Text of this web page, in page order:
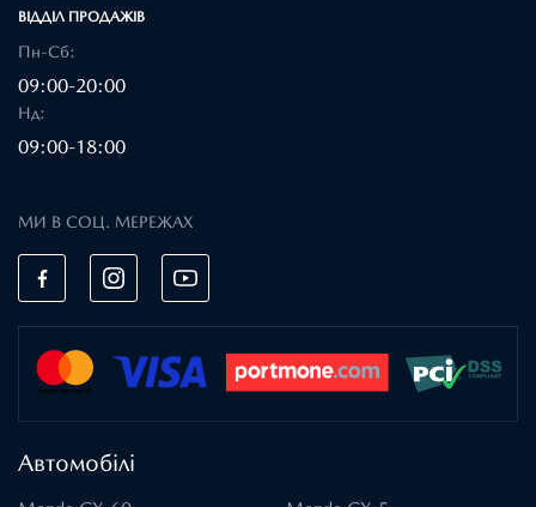
ВІДДІЛ ПРОДАЖІВ
Пн-Сб:
09:00-20:00
Нд:
09:00-18:00
МИ В СОЦ. МЕРЕЖАХ
Автомобілі